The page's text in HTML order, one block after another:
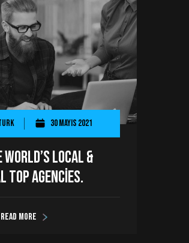
30 Mayıs 2021
world’s local &
top agencies.
Read more